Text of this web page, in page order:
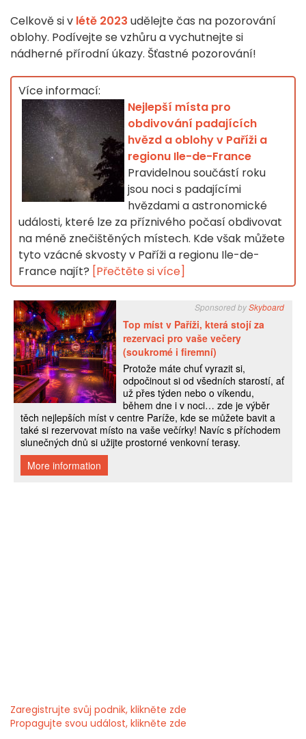
Celkově si v létě 2023 udělejte čas na pozorování
oblohy. Podívejte se vzhůru a vychutnejte si
nádherné přírodní úkazy. Šťastné pozorování!
Více informací:
Nejlepší místa pro
obdivování padajících
hvězd a oblohy v Paříži a
regionu Ile-de-France
Pravidelnou součástí roku
jsou noci s padajícími
hvězdami a astronomické
události, které lze za příznivého počasí obdivovat
na méně znečištěných místech. Kde však můžete
tyto vzácné skvosty v Paříži a regionu Ile-de-
France najít? [Přečtěte si více]
Zaregistrujte svůj podnik, klikněte zde
Propagujte svou událost, klikněte zde